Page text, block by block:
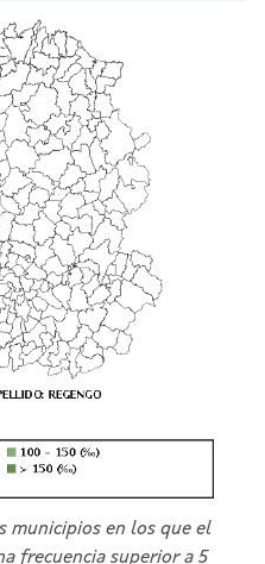
municipios en los que el
frecuencia superior a 5